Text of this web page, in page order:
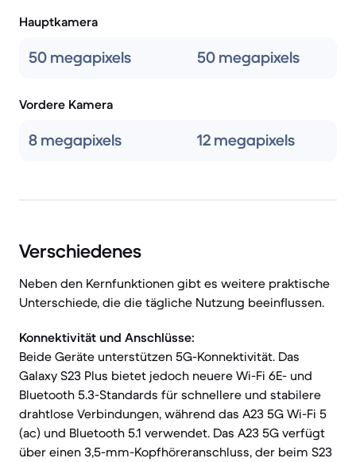
Hauptkamera
50 megapixels 50 megapixels
Vordere Kamera
8 megapixels 12 megapixels
Verschiedenes
Neben den Kernfunktionen gibt es weitere praktische
Unterschiede, die die tägliche Nutzung beeinflussen.
Konnektivität und Anschlüsse:
Beide Geräte unterstützen 5G-Konnektivität. Das
Galaxy S23 Plus bietet jedoch neuere Wi-Fi 6E- und
Bluetooth 5.3-Standards für schnellere und stabilere
drahtlose Verbindungen, während das A23 5G Wi-Fi 5
(ac) und Bluetooth 5.1 verwendet. Das A23 5G verfügt
über einen 3,5-mm-Kopfhöreranschluss, der beim S23